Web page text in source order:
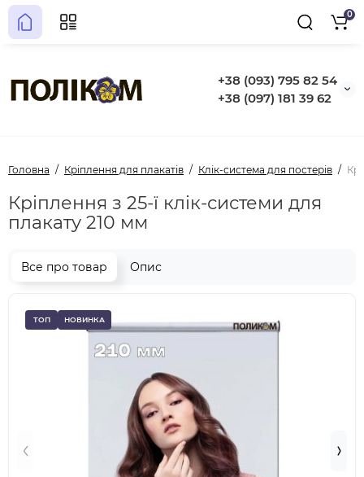
+38 (093) 795 82 54
+38 (097) 181 39 62
0
Головна Кріплення для плакатів Клік-система для постерів
Кріплення з 25-ї клік-системи для
плакату 210 мм
Все про товар Опис
ТОП НОВИНКА